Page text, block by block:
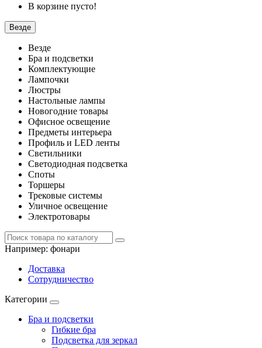
В корзине пусто!
Везде
Везде
Бра и подсветки
Комплектующие
Лампочки
Люстры
Настольные лампы
Новогодние товары
Офисное освещение
Предметы интерьера
Профиль и LED ленты
Светильники
Светодиодная подсветка
Споты
Торшеры
Трековые системы
Уличное освещение
Электротовары
Например: фонари
Доставка
Сотрудничество
Категории
Бра и подсветки
Гибкие бра
Подсветка для зеркал